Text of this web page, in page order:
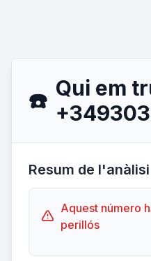
☎️ Qui em
Resum de l'anàlisi
Aquest número
perillós